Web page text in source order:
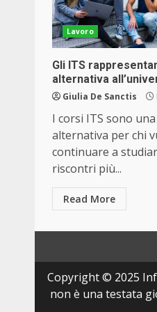
Lavoro
Gli ITS
alternativa
Giulia De Sanctis
I corsi ITS sono
alternativa per chi
continuare a
riscontri più...
Read More
Copyright © 2025
non è una testata